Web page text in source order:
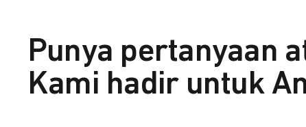
Punya pertanyaan
Kami hadir untuk